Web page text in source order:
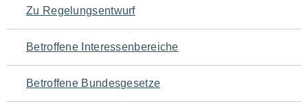
den
Seiteninhalt
Zu Regelungsentwurf
Betroffene Interessenbereiche
Betroffene Bundesgesetze